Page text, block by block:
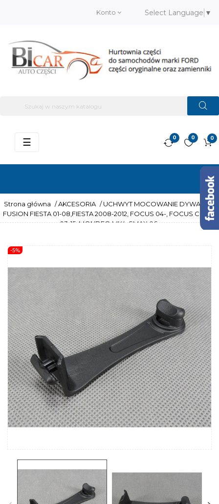
Konto Select Language ▼
0
0
0
Przełącz
☰
Strona główna / AKCESORIA / UCHWYT MOCOWANIE DYWANIKA
FUSION FIESTA 01-08,FIESTA 2008-2012, FOCUS 04-, FOCUS C-MAX
03-15, MONDEO MK4, SMAX 06-
-5%